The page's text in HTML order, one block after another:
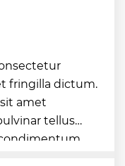
Sanat Festivali
buluştu
merkez ve yayla
fringilla dictum.
amet
tellus